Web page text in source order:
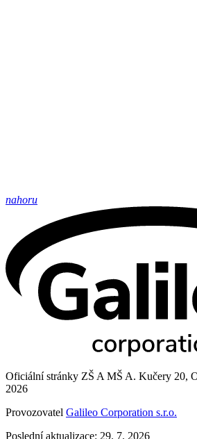
nahoru
Oficiální stránky ZŠ A MŠ A. Kučery 20,
2026
Provozovatel Galileo Corporation s.r.o.
Poslední aktualizace: 29. 7. 2026